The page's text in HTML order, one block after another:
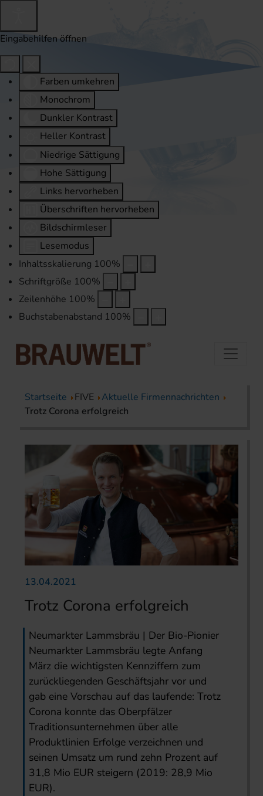
Eingabehilfen öffnen
Farben umkehren
Monochrom
Dunkler Kontrast
Heller Kontrast
Niedrige Sättigung
Hohe Sättigung
Links hervorheben
Überschriften hervorheben
Bildschirmleser
Lesemodus
Inhaltsskalierung 100%
Schriftgröße 100%
Zeilenhöhe 100%
Buchstabenabstand 100%
Startseite FIVE
Aktuelle Firmennachrichten
Trotz Corona erfolgreich
13.04.2021
Trotz Corona erfolgreich
Neumarkter Lammsbräu | Der Bio-Pionier
Neumarkter Lammsbräu legte Anfang
März die wichtigsten Kennziffern zum
zurückliegenden Geschäftsjahr vor und
gab eine Vorschau auf das laufende: Trotz
Corona konnte das Oberpfälzer
Traditionsunternehmen über alle
Produktlinien Erfolge verzeichnen und
seinen Umsatz um rund zehn Prozent auf
31,8 Mio EUR steigern (2019: 28,9 Mio
EUR).